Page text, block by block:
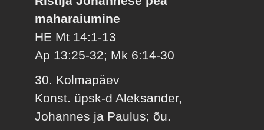
maharaiumine
HE Mt 14:1-13
Ap 13:25-32; Mk 6:14-30
30. Kolmapäev
Konst. üpsk-d Aleksander,
Johannes ja Paulus; õu.